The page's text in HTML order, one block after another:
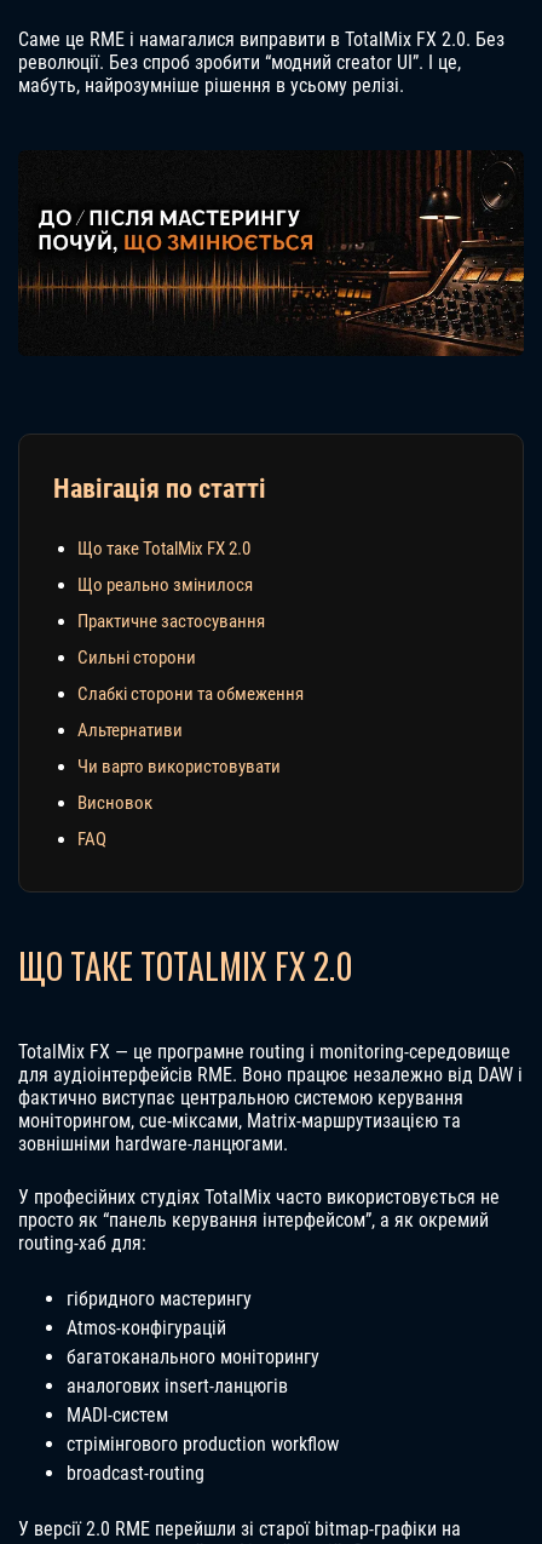
Саме це RME і намагалися виправити в TotalMix FX 2.0. Без
революції. Без спроб зробити “модний creator UI”. І це,
мабуть, найрозумніше рішення в усьому релізі.
Навігація по статті
Що таке TotalMix FX 2.0
Що реально змінилося
Практичне застосування
Сильні сторони
Слабкі сторони та обмеження
Альтернативи
Чи варто використовувати
Висновок
FAQ
ЩО ТАКЕ TOTALMIX FX 2.0
TotalMix FX — це програмне routing і monitoring-середовище
для аудіоінтерфейсів RME. Воно працює незалежно від DAW і
фактично виступає центральною системою керування
моніторингом, cue-міксами, Matrix-маршрутизацією та
зовнішніми hardware-ланцюгами.
У професійних студіях TotalMix часто використовується не
просто як “панель керування інтерфейсом”, а як окремий
routing-хаб для:
гібридного мастерингу
Atmos-конфігурацій
багатоканального моніторингу
аналогових insert-ланцюгів
MADI-систем
стрімінгового production workflow
broadcast-routing
У версії 2.0 RME перейшли зі старої bitmap-графіки на